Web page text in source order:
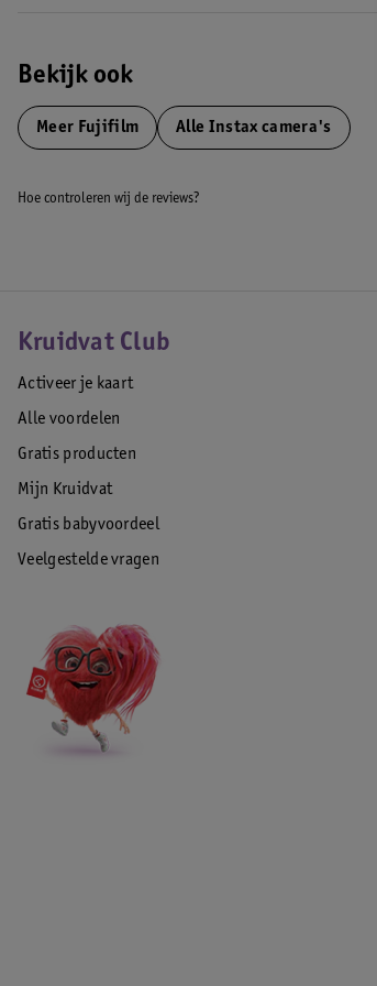
Bekijk ook
Meer Fujifilm Alle Instax camera's
Hoe controleren wij de reviews?
Kruidvat Club
Activeer je kaart
Alle voordelen
Gratis producten
Mijn Kruidvat
Gratis babyvoordeel
Veelgestelde vragen